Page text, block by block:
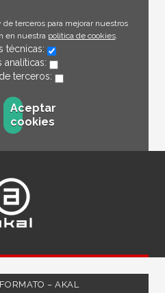
terceros para mejorar nuestros
en nuestra política de cookies.
técnicas:
analíticas:
terceros:
Aceptar
cookies
– AKAL